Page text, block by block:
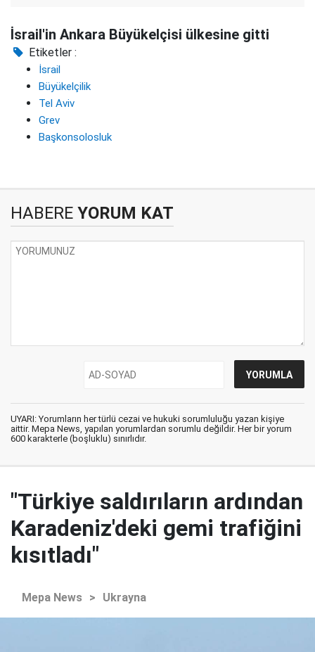
İsrail'in Ankara Büyükelçisi ülkesine gitti
Etiketler :
İsrail
Büyükelçilik
Tel Aviv
Grev
Başkonsolosluk
HABERE YORUM KAT
UYARI: Yorumların her türlü cezai ve hukuki sorumluluğu yazan kişiye
aittir. Mepa News, yapılan yorumlardan sorumlu değildir. Her bir yorum
600 karakterle (boşluklu) sınırlıdır.
"Türkiye saldırıların ardından
Karadeniz'deki gemi trafiğini
kısıtladı"
Mepa News > Ukrayna